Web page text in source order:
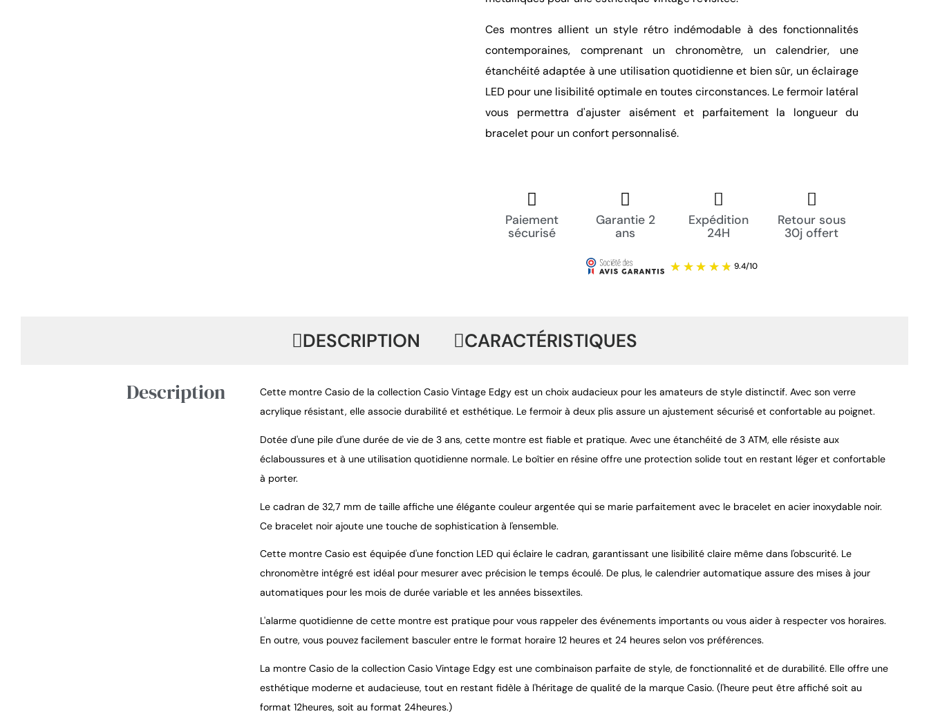
Ces montres allient un style rétro indémodable à des fonctionnalités
contemporaines, comprenant un chronomètre, un calendrier, une
étanchéité adaptée à une utilisation quotidienne et bien sûr, un éclairage
LED pour une lisibilité optimale en toutes circonstances. Le fermoir latéral
vous permettra d'ajuster aisément et parfaitement la longueur du
bracelet pour un confort personnalisé.
Paiement
sécurisé
Garantie 2
ans
Expédition
24H
Retour sous
30j offert
DESCRIPTION CARACTÉRISTIQUES
Description
Cette montre Casio de la collection Casio Vintage Edgy est un choix audacieux pour les amateurs de style distinctif. Avec son verre
acrylique résistant, elle associe durabilité et esthétique. Le fermoir à deux plis assure un ajustement sécurisé et confortable au poignet.
Dotée d'une pile d'une durée de vie de 3 ans, cette montre est fiable et pratique. Avec une étanchéité de 3 ATM, elle résiste aux
éclaboussures et à une utilisation quotidienne normale. Le boîtier en résine offre une protection solide tout en restant léger et confortable
à porter.
Le cadran de 32,7 mm de taille affiche une élégante couleur argentée qui se marie parfaitement avec le bracelet en acier inoxydable noir.
Ce bracelet noir ajoute une touche de sophistication à l'ensemble.
Cette montre Casio est équipée d'une fonction LED qui éclaire le cadran, garantissant une lisibilité claire même dans l'obscurité. Le
chronomètre intégré est idéal pour mesurer avec précision le temps écoulé. De plus, le calendrier automatique assure des mises à jour
automatiques pour les mois de durée variable et les années bissextiles.
L'alarme quotidienne de cette montre est pratique pour vous rappeler des événements importants ou vous aider à respecter vos horaires.
En outre, vous pouvez facilement basculer entre le format horaire 12 heures et 24 heures selon vos préférences.
La montre Casio de la collection Casio Vintage Edgy est une combinaison parfaite de style, de fonctionnalité et de durabilité. Elle offre une
esthétique moderne et audacieuse, tout en restant fidèle à l'héritage de qualité de la marque Casio. (l'heure peut être affiché soit au
format 12heures, soit au format 24heures.)